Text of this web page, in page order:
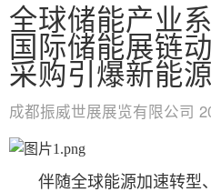
全球储能产业
国际储能展链
采购引爆新能
成都振威世展展览有限公司
伴随全球能源加速转型